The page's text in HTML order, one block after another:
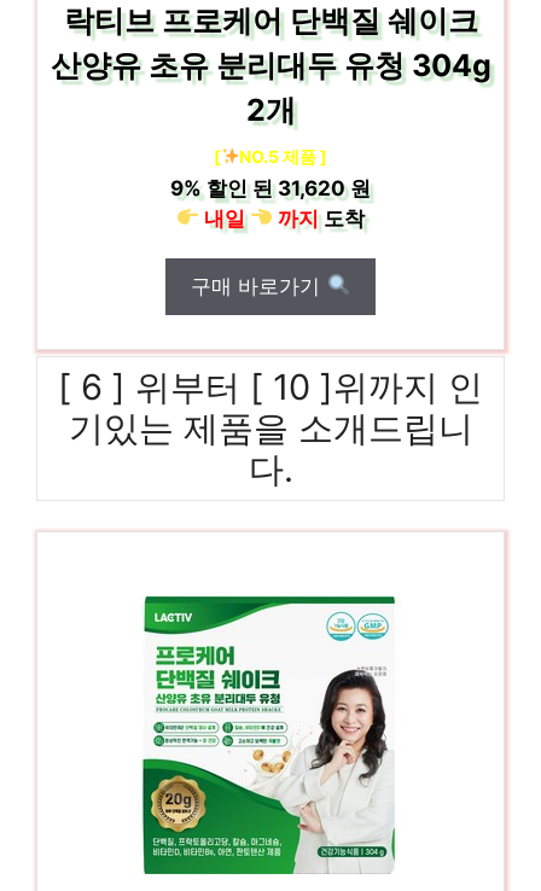
락티브 프로케어 단백질 쉐이크
산양유 초유 분리대두 유청 304g
2개
[ NO.5 제품 ]
9% 할인 된31,620 원
내일
까지도착
구매 바로가기
[ 6 ] 위부터 [ 10 ]위까지 인
기있는 제품을 소개드립니
다.